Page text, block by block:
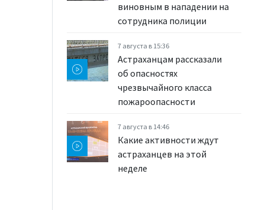
виновным в нападении на
сотрудника полиции
7 августа в 15:36
Астраханцам рассказали
об опасностях
чрезвычайного класса
пожароопасности
7 августа в 14:46
Какие активности ждут
астраханцев на этой
неделе